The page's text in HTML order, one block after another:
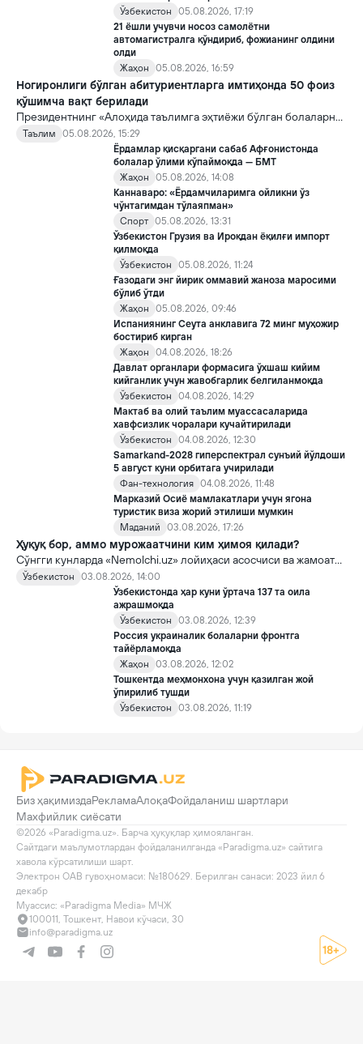
Ўзбекистон
05.08.2026, 17:19
21 ёшли учувчи носоз самолётни
автомагистралга қўндириб, фожианинг олдини
олди
Жаҳон
05.08.2026, 16:59
Ногиронлиги бўлган абитуриентларга имтиҳонда 50 фоиз
қўшимча вақт берилади
Президентнинг «Алоҳида таълимга эҳтиёжи бўлган болаларни
таълим ва ижтимоий хизматлар билан қамраб олиш тизимини
такомиллаштириш бўйича қўшимча чора-тадбирлар
тўғрисида»ги қарори билан инклюзив таълим соҳасида қатор
янги механизмлар жорий этилади.
Таълим
05.08.2026, 15:29
Ёрдамлар қисқаргани сабаб Афғонистонда
болалар ўлими кўпаймоқда — БМТ
Жаҳон
05.08.2026, 14:08
Каннаваро: «Ёрдамчиларимга ойликни ўз
чўнтагимдан тўлаяпман»
Спорт 05.08.2026, 13:31
Ўзбекистон Грузия ва Ироқдан ёқилғи импорт
қилмоқда
Ўзбекистон
05.08.2026, 11:24
Ғазодаги энг йирик оммавий жаноза маросими
бўлиб ўтди
Жаҳон
05.08.2026, 09:46
Испаниянинг Сеута анклавига 72 минг муҳожир
бостириб кирган
Жаҳон
04.08.2026, 18:26
Давлат органлари формасига ўхшаш кийим
кийганлик учун жавобгарлик белгиланмоқда
Ўзбекистон
04.08.2026, 14:29
Мактаб ва олий таълим муассасаларида
хавфсизлик чоралари кучайтирилади
Ўзбекистон
04.08.2026, 12:30
Samarkand-2028 гиперспектрал сунъий йўлдоши
5 август куни орбитага учирилади
Фан-технология 04.08.2026, 11:48
Марказий Осиё мамлакатлари учун ягона
туристик виза жорий этилиши мумкин
Маданий
03.08.2026, 17:26
Ҳуқуқ бор, аммо мурожаатчини ким ҳимоя қилади?
Сўнгги кунларда «Nemolchi.uz» лойиҳаси асосчиси ва жамоат
фаоли Ирина Матвиенко билан боғлиқ воқеа жамоатчиликда
кенг муҳокама қилинмоқда.
Ўзбекистон
03.08.2026, 14:00
Ўзбекистонда ҳар куни ўртача 137 та оила
ажрашмоқда
Ўзбекистон
03.08.2026, 12:39
Россия украиналик болаларни фронтга
тайёрламоқда
Жаҳон
03.08.2026, 12:02
Тошкентда меҳмонхона учун қазилган жой
ўпирилиб тушди
Ўзбекистон
03.08.2026, 11:19
Биз ҳақимиздаРекламаАлоқаФойдаланиш шартлари
Махфийлик сиёсати
©2026 «Paradigma.uz». Барча ҳуқуқлар ҳимояланган.
Сайтдаги маълумотлардан фойдаланилганда «Paradigma.uz» сайтига
хавола кўрсатилиши шарт.
Электрон ОАВ гувоҳномаси: №180629. Берилган санаси: 2023 йил 6
декабр
Муассис: «Paradigma Media» МЧЖ
100011, Тошкент, Навои кўчаси, 30
info@paradigma.uz